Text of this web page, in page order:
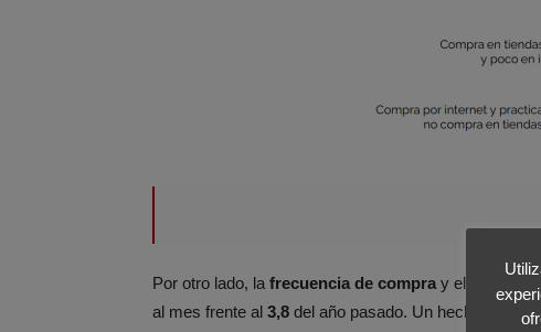
Por otro lado, la frecuencia de compra y el
al mes frente al 3,8 del año pasado. Un hecho que